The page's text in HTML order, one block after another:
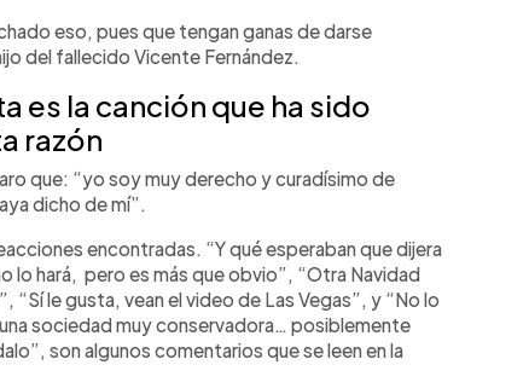
eso, pues que tengan ganas de darse
del fallecido Vicente Fernández.
es la canción que ha sido
razón
que: “yo soy muy derecho y curadísimo de
dicho de mí”.
encontradas. “Y qué esperaban que dijera
lo hará, pero es más que obvio”, “Otra Navidad
“Sí le gusta, vean el video de Las Vegas”, y “No lo
sociedad muy conservadora… posiblemente
son algunos comentarios que se leen en la